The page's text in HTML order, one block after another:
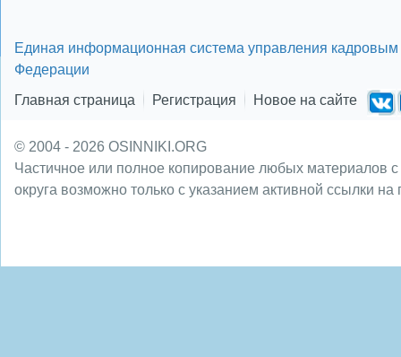
Единая информационная система управления кадровым
Федерации
Главная страница
Регистрация Новое на сайте
© 2004 - 2026 OSINNIKI.ORG
Частичное или полное копирование любых материалов
округа возможно только с указанием активной ссылки на